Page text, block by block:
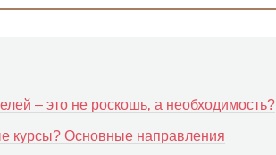
– это не роскошь‚ а необходимость?
курсы? Основные направления